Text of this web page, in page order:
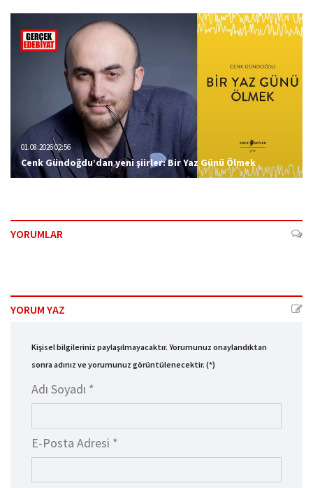
01.08.2026 02:56
Cenk Gündoğdu’dan yeni şiirler: Bir Yaz Günü Ölmek
YORUMLAR
YORUM YAZ
Kişisel bilgileriniz paylaşılmayacaktır. Yorumunuz onaylandıktan
sonra adınız ve yorumunuz görüntülenecektir. (*)
Adı Soyadı *
E-Posta Adresi *